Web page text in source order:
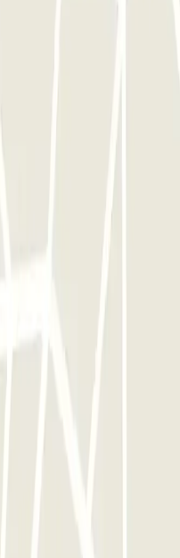
e sair do parque de
toda a rede de parques
disponível em Parclick.
e sair do parque de